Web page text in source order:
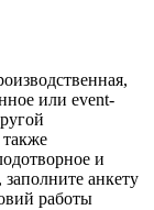
или event-
и
анкету
работы